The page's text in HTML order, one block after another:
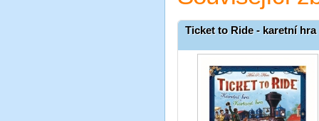
Ticket to Ride - karetní hra